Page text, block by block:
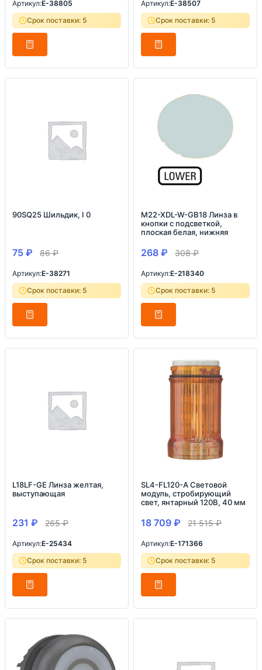
Артикул:E-38805
Срок поставки: 5
Артикул:E-38507
Срок поставки: 5
90SQ25 Шильдик, I 0
75 ₽ 86₽
Артикул:E-38271
Срок поставки: 5
M22-XDL-W-GB18 Линза в
кнопки с подсветкой,
плоская белая, нижняя
268 ₽ 308₽
Артикул:E-218340
Срок поставки: 5
L18LF-GE Линза желтая,
выступающая
231 ₽ 265₽
Артикул:E-25434
Срок поставки: 5
SL4-FL120-A Световой
модуль, стробирующий
свет, янтарный 120В, 40 мм
18 709 ₽ 21 515₽
Артикул:E-171366
Срок поставки: 5